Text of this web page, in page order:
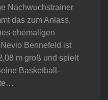
Nachwuchstrainer
das zum Anlass,
ehemaligen
Bennefeld ist
m groß und spielt
Basketball-